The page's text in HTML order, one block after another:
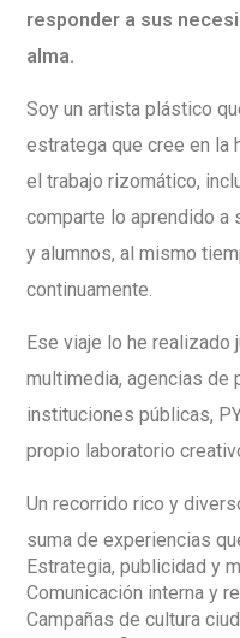
responder a sus
alma.
Soy un artista plástico
estratega que cree en la
el trabajo rizomático,
comparte lo aprendido a
y alumnos, al mismo
continuamente.
Ese viaje lo he
multimedia, agencias de
instituciones públicas,
propio laboratorio
Un recorrido rico y
suma de experiencias
Estrategia, publicidad y
Comunicación interna y
Campañas de cultura